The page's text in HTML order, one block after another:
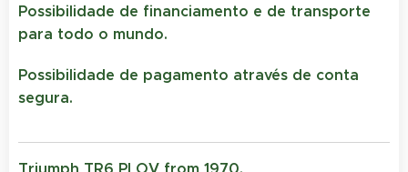
Possibilidade de financiamento e de transporte
para todo o mundo.
Possibilidade de pagamento através de conta
segura.